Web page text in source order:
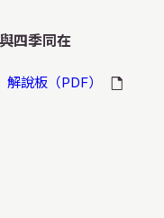
四季同在
解說板（PDF）